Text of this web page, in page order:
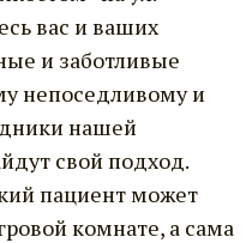
вас и ваших
и заботливые
непоседливому и
нашей
свой подход.
пациент может
комнате, а сама